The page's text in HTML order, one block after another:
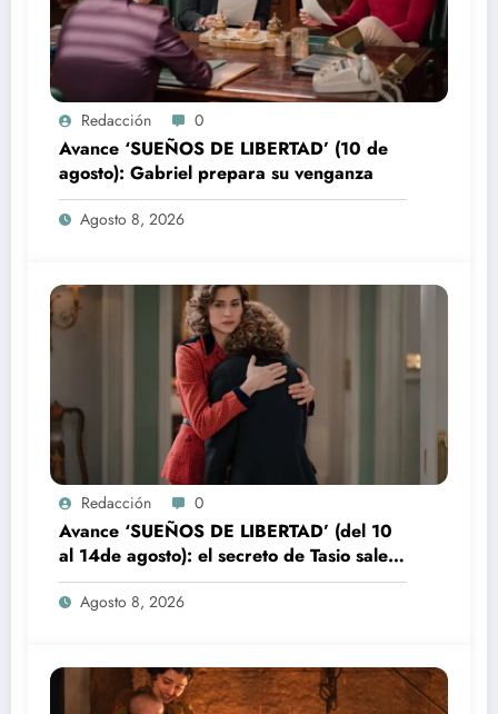
Redacción 0
Avance ‘SUEÑOS DE LIBERTAD’ (10 de
agosto): Gabriel prepara su venganza
Agosto 8, 2026
Redacción 0
Avance ‘SUEÑOS DE LIBERTAD’ (del 10
al 14de agosto): el secreto de Tasio sale a
la luz
Agosto 8, 2026